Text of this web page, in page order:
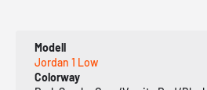
Modell
Jordan 1 Low
Colorway